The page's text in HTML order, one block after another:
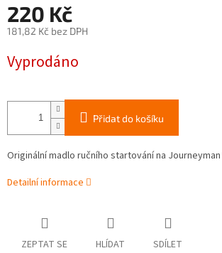
220 Kč
181,82 Kč bez DPH
cena:
Vyprodáno
Přidat do košíku
Originální madlo ručního startování na Journeyman
Detailní informace
ZEPTAT SE HLÍDAT SDÍLET